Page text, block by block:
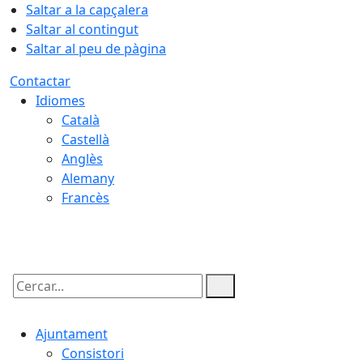
Saltar a la capçalera
Saltar al contingut
Saltar al peu de pàgina
Contactar
Idiomes
Català
Castellà
Anglès
Alemany
Francès
Cercar:
Ajuntament
Consistori